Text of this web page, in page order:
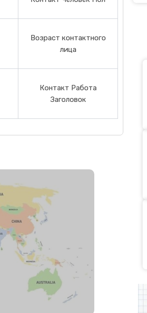
Возраст контактного
лица
Контакт Работа
Заголовок